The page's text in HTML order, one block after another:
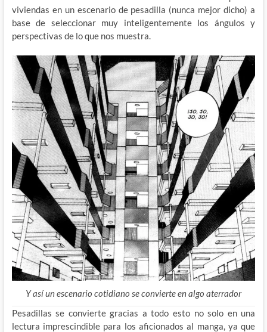
viviendas en un escenario de pesadilla (nunca mejor dicho) a
base de seleccionar muy inteligentemente los ángulos y
perspectivas de lo que nos muestra.
Y así un escenario cotidiano se convierte en algo aterrador
Pesadillas se convierte gracias a todo esto no solo en una
lectura imprescindible para los aficionados al manga, ya que